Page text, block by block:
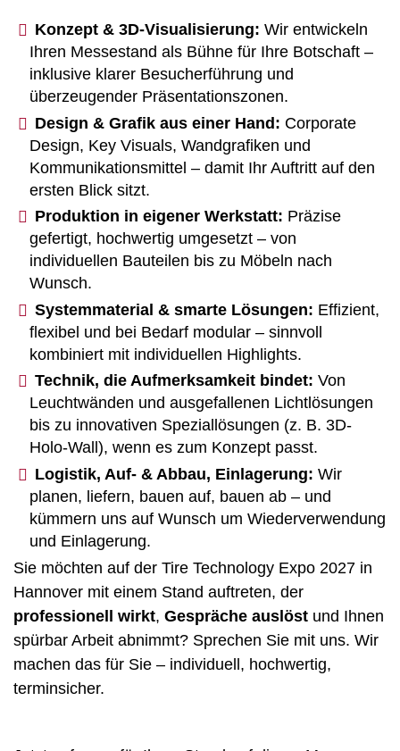
Konzept & 3D-Visualisierung: Wir entwickeln
Ihren Messestand als Bühne für Ihre Botschaft –
inklusive klarer Besucherführung und
überzeugender Präsentationszonen.
Design & Grafik aus einer Hand: Corporate
Design, Key Visuals, Wandgrafiken und
Kommunikationsmittel – damit Ihr Auftritt auf den
ersten Blick sitzt.
Produktion in eigener Werkstatt: Präzise
gefertigt, hochwertig umgesetzt – von
individuellen Bauteilen bis zu Möbeln nach
Wunsch.
Systemmaterial & smarte Lösungen: Effizient,
flexibel und bei Bedarf modular – sinnvoll
kombiniert mit individuellen Highlights.
Technik, die Aufmerksamkeit bindet: Von
Leuchtwänden und ausgefallenen Lichtlösungen
bis zu innovativen Speziallösungen (z. B. 3D-
Holo-Wall), wenn es zum Konzept passt.
Logistik, Auf- & Abbau, Einlagerung: Wir
planen, liefern, bauen auf, bauen ab – und
kümmern uns auf Wunsch um Wiederverwendung
und Einlagerung.
Sie möchten auf der Tire Technology Expo 2027 in
Hannover mit einem Stand auftreten, der
professionell wirkt, Gespräche auslöst und Ihnen
spürbar Arbeit abnimmt? Sprechen Sie mit uns. Wir
machen das für Sie – individuell, hochwertig,
terminsicher.